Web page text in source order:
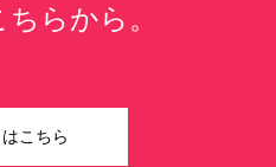
らから。
こちら